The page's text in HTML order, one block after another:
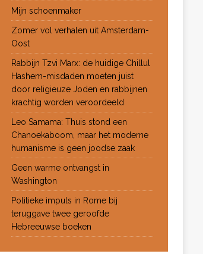
Mijn schoenmaker
Zomer vol verhalen uit Amsterdam-
Oost
Rabbijn Tzvi Marx: de huidige Chillul
Hashem-misdaden moeten juist
door religieuze Joden en rabbijnen
krachtig worden veroordeeld
Leo Samama: Thuis stond een
Chanoekaboom, maar het moderne
humanisme is geen joodse zaak
Geen warme ontvangst in
Washington
Politieke impuls in Rome bij
teruggave twee geroofde
Hebreeuwse boeken